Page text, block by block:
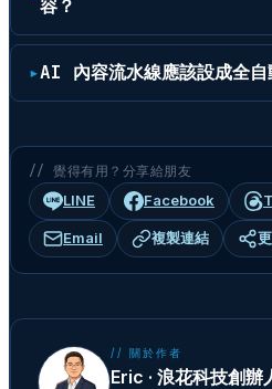
容？
AI 內容流水線應該設成全自
// 覺得有用？分享給朋友
LINE Facebook
Email 複製連結
// 關於作者
Eric · 浪花科技創辦